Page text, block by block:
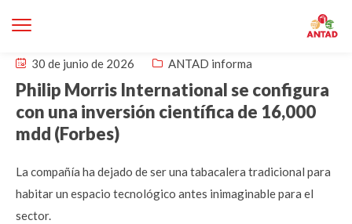
30 de junio de 2026 ANTAD informa
Philip Morris International se configura
con una inversión científica de 16,000
mdd (Forbes)
La compañía ha dejado de ser una tabacalera tradicional para
habitar un espacio tecnológico antes inimaginable para el
sector.